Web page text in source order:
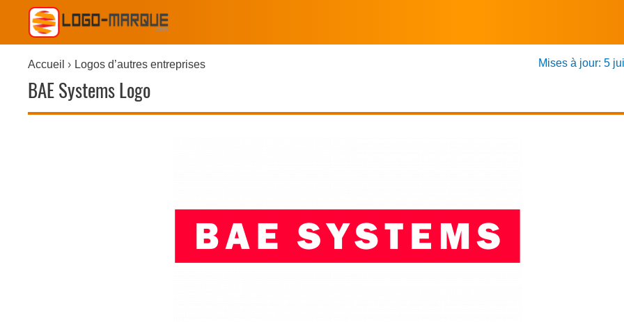
Accueil Logos d’autres entreprises
BAE Systems Logo
Mises à jour: 5